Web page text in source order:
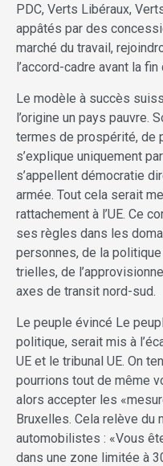
PDC, Verts Libéraux,
appâtés par des
marché du travail,
l’accord-cadre avant la fin
Le modèle à succès
l’origine un pays pauvre.
termes de prospérité, de
s’explique uniquement
s’appellent démocratie
armée. Tout cela serait
rattachement à l’UE. Ce
ses règles dans les
personnes, de la
trielles, de
axes de transit nord-sud.
Le peuple évincé Le
politique, serait mis à
UE et le tribunal UE. On
pourrions tout de même
alors accepter les
Bruxelles. Cela relève du
automobilistes : «Vous
dans une zone limitée à